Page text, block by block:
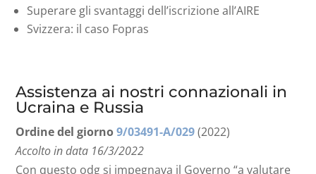
Superare gli svantaggi dell’iscrizione all’AIRE
Svizzera: il caso Fopras
Assistenza ai nostri connazionali in
Ucraina e Russia
Ordine del giorno9/03491-A/029(2022)
Accolto in data 16/3/2022
Con questo odg si impegnava il Governo “a valutare